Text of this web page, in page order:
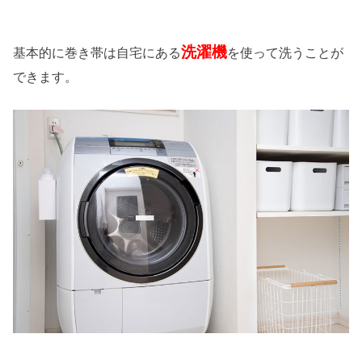
基本的に巻き帯は自宅にある洗濯機を使って洗うことが
できます。